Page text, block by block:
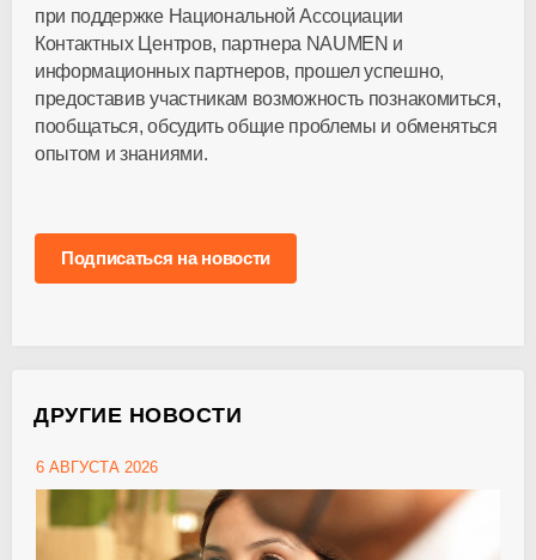
при поддержке Национальной Ассоциации
Контактных Центров, партнера NAUMEN и
информационных партнеров, прошел успешно,
предоставив участникам возможность познакомиться,
пообщаться, обсудить общие проблемы и обменяться
опытом и знаниями.
Подписаться на новости
ДРУГИЕ НОВОСТИ
6 АВГУСТА 2026